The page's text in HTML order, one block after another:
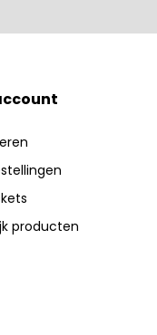
producten